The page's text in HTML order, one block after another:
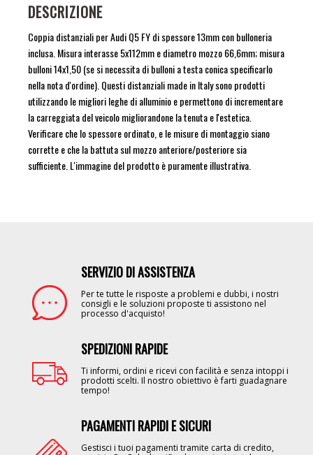
DESCRIZIONE
Coppia distanziali per Audi Q5 FY di spessore 13mm con bulloneria
inclusa. Misura interasse 5x112mm e diametro mozzo 66,6mm; misura
bulloni 14x1,50 (se si necessita di bulloni a testa conica specificarlo
nella nota d'ordine). Questi distanziali made in Italy sono prodotti
utilizzando le migliori leghe di alluminio e permettono di incrementare
la carreggiata del veicolo migliorandone la tenuta e l'estetica.
Verificare che lo spessore ordinato, e le misure di montaggio siano
corrette e che la battuta sul mozzo anteriore/posteriore sia
sufficiente. L'immagine del prodotto è puramente illustrativa.
SERVIZIO DI ASSISTENZA
Per te tutte le risposte a problemi e dubbi, i nostri
consigli e le soluzioni proposte ti assistono nel
processo d'acquisto!
SPEDIZIONI RAPIDE
Ti informi, ordini e ricevi con facilità e senza intoppi i
prodotti scelti. Il nostro obiettivo è farti guadagnare
tempo!
PAGAMENTI RAPIDI E SICURI
Gestisci i tuoi pagamenti tramite carta di credito,